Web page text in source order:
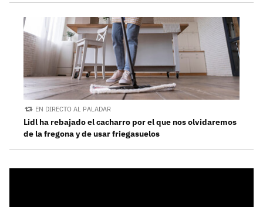
EN DIRECTO AL PALADAR
Lidl ha rebajado el cacharro por el que nos olvidaremos
de la fregona y de usar friegasuelos